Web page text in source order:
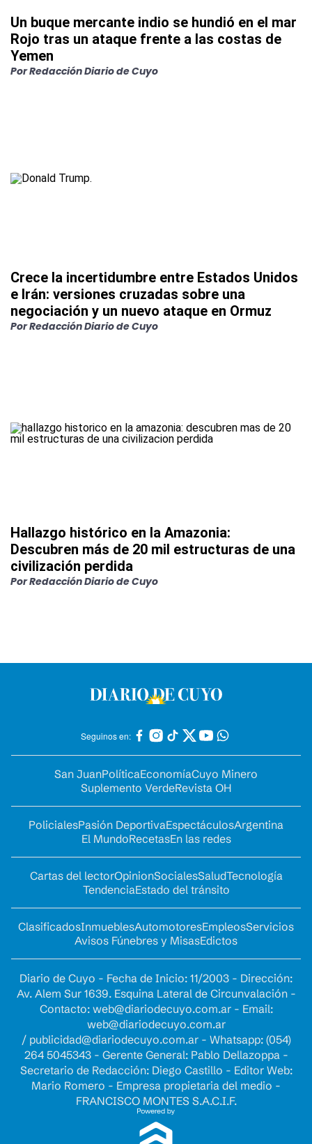
Un buque mercante indio se hundió en el mar
Rojo tras un ataque frente a las costas de
Yemen
PorRedacción Diario de Cuyo
Crece la incertidumbre entre Estados Unidos
e Irán: versiones cruzadas sobre una
negociación y un nuevo ataque en Ormuz
PorRedacción Diario de Cuyo
Hallazgo histórico en la Amazonia:
Descubren más de 20 mil estructuras de una
civilización perdida
PorRedacción Diario de Cuyo
Seguinos en:
San JuanPolíticaEconomíaCuyo Minero
Suplemento VerdeRevista OH
PolicialesPasión DeportivaEspectáculosArgentina
El MundoRecetasEn las redes
Cartas del lectorOpinionSocialesSaludTecnología
TendenciaEstado del tránsito
ClasificadosInmueblesAutomotoresEmpleosServicios
Avisos Fúnebres y MisasEdictos
Diario de Cuyo - Fecha de Inicio: 11/2003 - Dirección:
Av. Alem Sur 1639. Esquina Lateral de Circunvalación -
Contacto: web@diariodecuyo.com.ar- Email:
web@diariodecuyo.com.ar
/ publicidad@diariodecuyo.com.ar- Whatsapp: (054)
264 5045343 - Gerente General: Pablo Dellazoppa -
Secretario de Redacción: Diego Castillo - Editor Web:
Mario Romero - Empresa propietaria del medio -
FRANCISCO MONTES S.A.C.I.F.